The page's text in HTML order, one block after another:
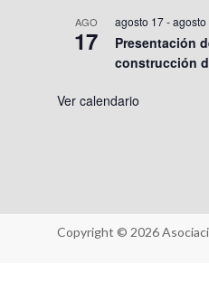
AGO
17
agosto 17-agosto
Presentación
construcción
Ver calendario
Copyright © 2026